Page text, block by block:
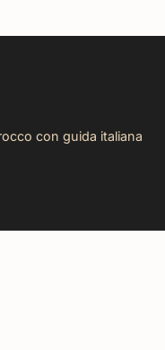
con guida italiana